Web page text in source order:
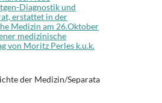
Diagnostik und
erstattet in der
Medizin am 26.Oktober
medizinische
von Moritz Perles k.u.k.
der Medizin/Separata